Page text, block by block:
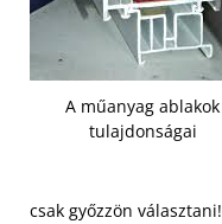
A műanyag ablakok
tulajdonságai
csak győzzön választani!